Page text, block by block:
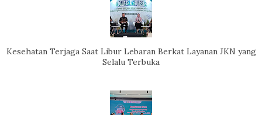
Kesehatan Terjaga Saat Libur Lebaran Berkat Layanan JKN yang
Selalu Terbuka